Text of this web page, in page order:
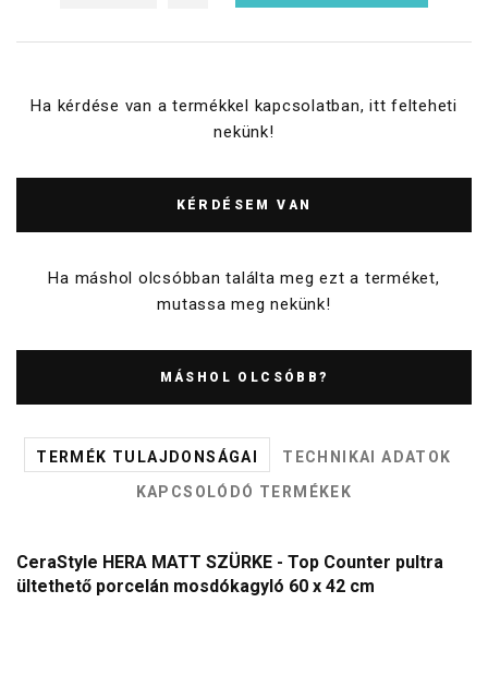
Ha kérdése van a termékkel kapcsolatban, itt felteheti
nekünk!
KÉRDÉSEM VAN
Ha máshol olcsóbban találta meg ezt a terméket,
mutassa meg nekünk!
MÁSHOL OLCSÓBB?
TERMÉK TULAJDONSÁGAI
TECHNIKAI ADATOK
KAPCSOLÓDÓ TERMÉKEK
CeraStyle HERA MATT SZÜRKE - Top Counter pultra
ültethető porcelán mosdókagyló 60 x 42 cm